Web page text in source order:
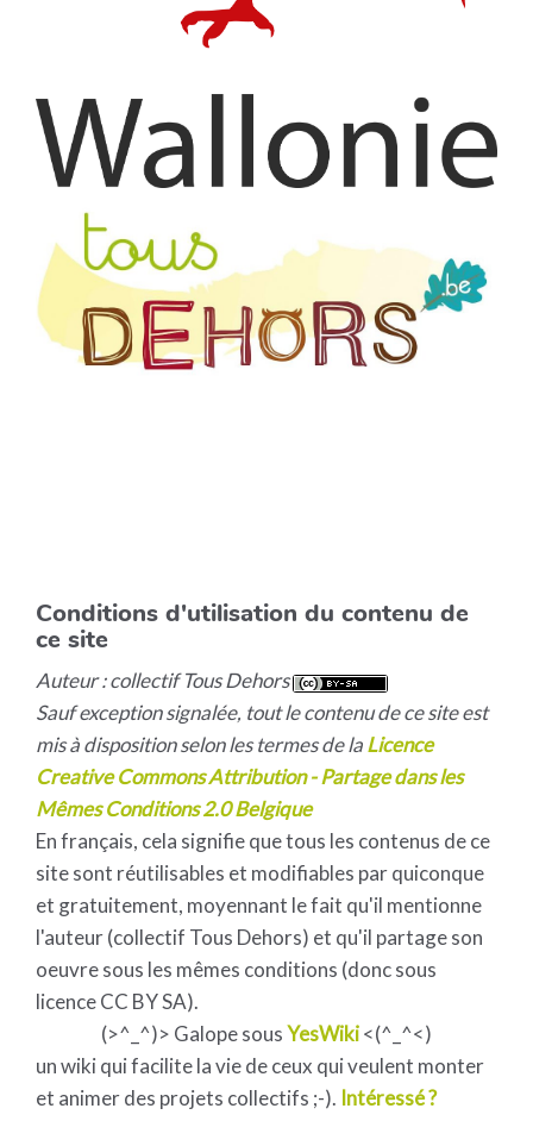
Conditions d'utilisation du contenu de
ce site
Auteur : collectif Tous Dehors
Sauf exception signalée, tout le contenu de ce site est
mis à disposition selon les termes de laLicence
Creative Commons Attribution - Partage dans les
Mêmes Conditions 2.0 Belgique
En français, cela signifie que tous les contenus de ce
site sont réutilisables et modifiables par quiconque
et gratuitement, moyennant le fait qu'il mentionne
l'auteur (collectif Tous Dehors) et qu'il partage son
oeuvre sous les mêmes conditions (donc sous
licence CC BY SA).
(>^_^)> Galope sousYesWiki<(^_^<)
un wiki qui facilite la vie de ceux qui veulent monter
et animer des projets collectifs ;-). Intéressé ?